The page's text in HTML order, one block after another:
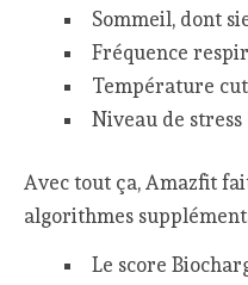
Sommeil, dont
Fréquence
Température
Niveau de stress
Avec tout ça, Amazfit
algorithmes
Le score